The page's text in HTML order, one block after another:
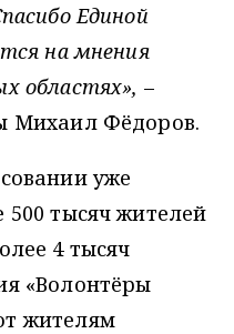
Единой
на мнения
областях», –
Михаил Фёдоров.
уже
500 тысяч жителей
4 тысяч
«Волонтёры
жителям